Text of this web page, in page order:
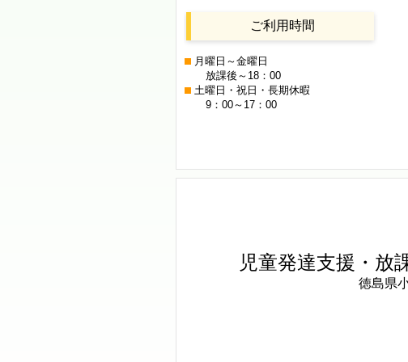
ご利用時間
月曜日～金曜日
放課後～18：00
土曜日・祝日・長期休暇
9：00～17：00
児童発達支援・放
徳島県